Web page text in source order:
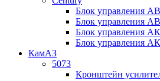
Блок управления
Блок управления
Блок управления
Блок управления
КамАЗ
5073
Кронштейн